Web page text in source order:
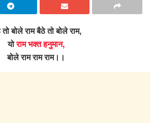
बोले राम बैठे तो बोले राम,
योराम भक्त हनुमान,
बोले राम राम राम।।